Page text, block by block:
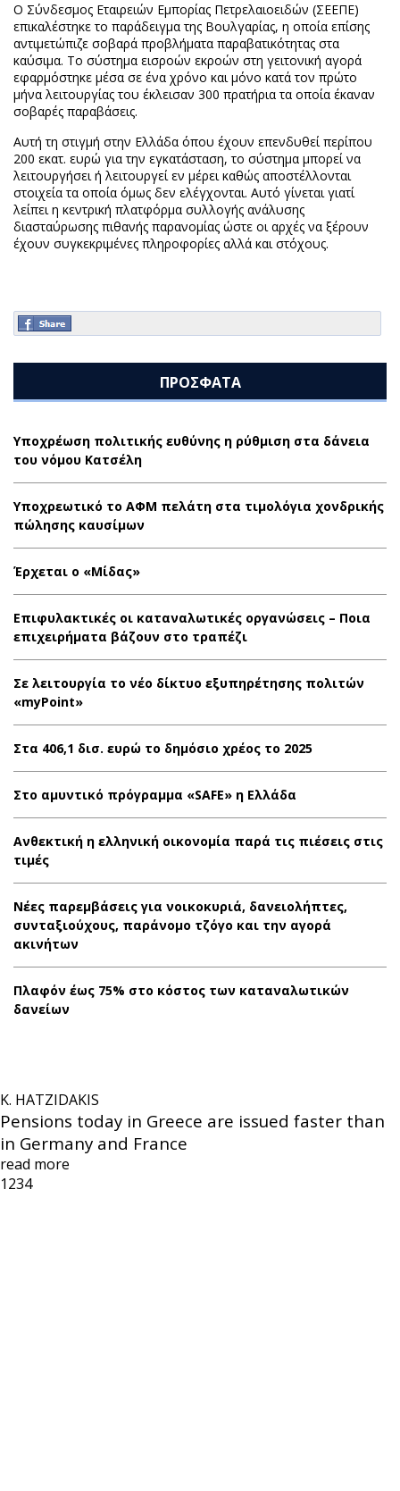
Ο Σύνδεσμος Εταιρειών Εμπορίας Πετρελαιοειδών (ΣΕΕΠΕ)
επικαλέστηκε το παράδειγμα της Βουλγαρίας, η οποία επίσης
αντιμετώπιζε σοβαρά προβλήματα παραβατικότητας στα
καύσιμα. Το σύστημα εισροών εκροών στη γειτονική αγορά
εφαρμόστηκε μέσα σε ένα χρόνο και μόνο κατά τον πρώτο
μήνα λειτουργίας του έκλεισαν 300 πρατήρια τα οποία έκαναν
σοβαρές παραβάσεις.
Αυτή τη στιγμή στην Ελλάδα όπου έχουν επενδυθεί περίπου
200 εκατ. ευρώ για την εγκατάσταση, το σύστημα μπορεί να
λειτουργήσει ή λειτουργεί εν μέρει καθώς αποστέλλονται
στοιχεία τα οποία όμως δεν ελέγχονται. Αυτό γίνεται γιατί
λείπει η κεντρική πλατφόρμα συλλογής ανάλυσης
διασταύρωσης πιθανής παρανομίας ώστε οι αρχές να ξέρουν
έχουν συγκεκριμένες πληροφορίες αλλά και στόχους.
ΠΡΟΣΦΑΤΑ
Υποχρέωση πολιτικής ευθύνης η ρύθμιση στα δάνεια
του νόμου Κατσέλη
Υποχρεωτικό το ΑΦΜ πελάτη στα τιμολόγια χονδρικής
πώλησης καυσίμων
Έρχεται ο «Μίδας»
Επιφυλακτικές οι καταναλωτικές οργανώσεις – Ποια
επιχειρήματα βάζουν στο τραπέζι
Σε λειτουργία το νέο δίκτυο εξυπηρέτησης πολιτών
«myPoint»
Στα 406,1 δισ. ευρώ το δημόσιο χρέος το 2025
Στο αμυντικό πρόγραμμα «SAFE» η Ελλάδα
Ανθεκτική η ελληνική οικονομία παρά τις πιέσεις στις
τιμές
Νέες παρεμβάσεις για νοικοκυριά, δανειολήπτες,
συνταξιούχους, παράνομο τζόγο και την αγορά
ακινήτων
Πλαφόν έως 75% στο κόστος των καταναλωτικών
δανείων
K. HATZIDAKIS
Pensions today in Greece are issued faster than
in Germany and France
read more
1234